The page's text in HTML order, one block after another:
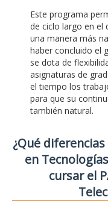
Este programa
de ciclo largo en el
una manera más
haber concluido el
se dota de
asignaturas de
el tiempo los
para que su
también natural.
¿Qué
en
cursar el